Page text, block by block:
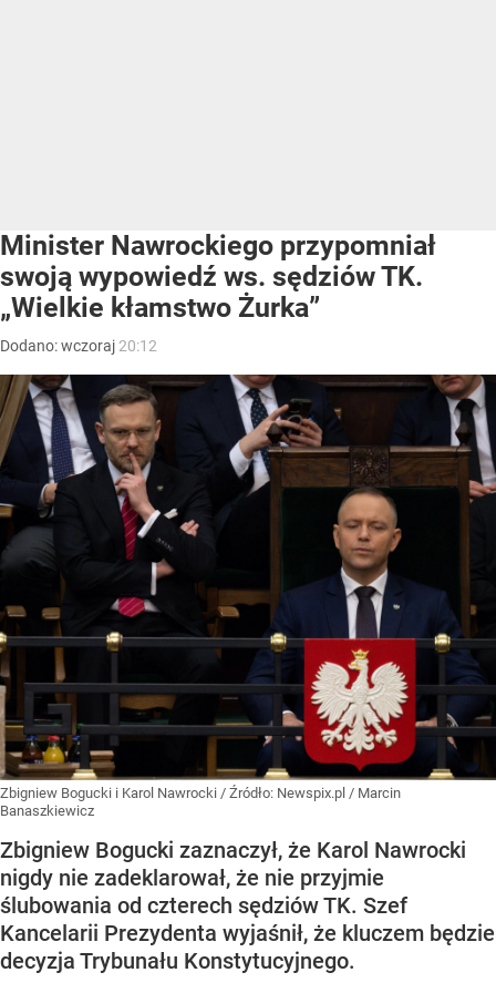
Minister Nawrockiego przypomniał
swoją wypowiedź ws. sędziów TK.
„Wielkie kłamstwo Żurka”
Dodano:wczoraj 20:12
Zbigniew Bogucki i Karol Nawrocki / Źródło: Newspix.pl / Marcin
Banaszkiewicz
Zbigniew Bogucki zaznaczył, że Karol Nawrocki
nigdy nie zadeklarował, że nie przyjmie
ślubowania od czterech sędziów TK. Szef
Kancelarii Prezydenta wyjaśnił, że kluczem będzie
decyzja Trybunału Konstytucyjnego.